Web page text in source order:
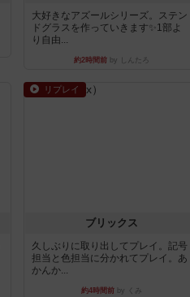
大好きなアズールシリーズ。ステン
ドグラスを作っていきます✨1部よ
り自由...
約2時間前by しんたろ
リプレイ
ブリックス
久しぶりに取り出してプレイ。記号
担当と色担当に分かれてプレイ。あ
かんか...
約4時間前by くみ